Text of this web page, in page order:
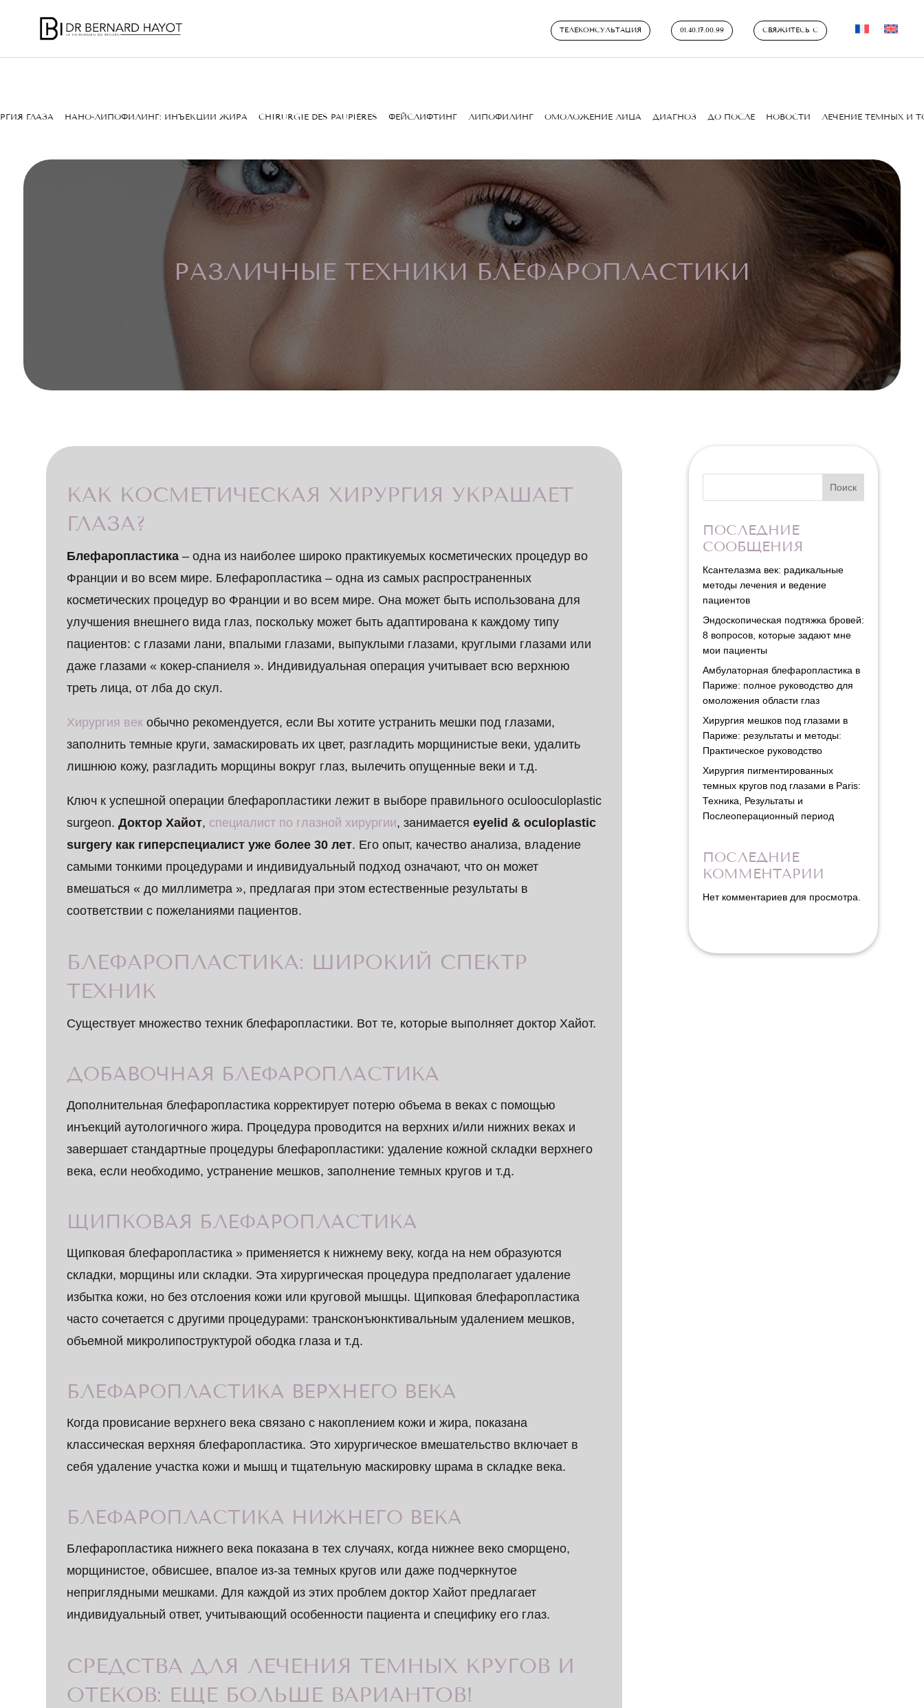
ТЕЛЕКОНСУЛЬТАЦИЯ 01.40.17.00.99 СВЯЖИТЕСЬ С
ГЛАЗА НАНО-ЛИПОФИЛИНГ: ИНЪЕКЦИИ ЖИРА CHIRURGIE DES PAUPIÈRES ФЕЙСЛИФТИНГ ЛИПОФИЛИНГ ОМОЛОЖЕНИЕ ЛИЦА ДИАГНОЗ ДО ПОСЛЕ НОВОСТИ ЛЕЧЕНИЕ ТЕМНЫХ И
РАЗЛИЧНЫЕ ТЕХНИКИ БЛЕФАРОПЛАСТИКИ
КАК КОСМЕТИЧЕСКАЯ ХИРУРГИЯ УКРАШАЕТ
ГЛАЗА?
Блефаропластика – одна из наиболее широко практикуемых косметических процедур во
Франции и во всем мире. Блефаропластика – одна из самых распространенных
косметических процедур во Франции и во всем мире. Она может быть использована для
улучшения внешнего вида глаз, поскольку может быть адаптирована к каждому типу
пациентов: с глазами лани, впалыми глазами, выпуклыми глазами, круглыми глазами или
даже глазами « кокер-спаниеля ». Индивидуальная операция учитывает всю верхнюю
треть лица, от лба до скул.
Хирургия век обычно рекомендуется, если Вы хотите устранить мешки под глазами,
заполнить темные круги, замаскировать их цвет, разгладить морщинистые веки, удалить
лишнюю кожу, разгладить морщины вокруг глаз, вылечить опущенные веки и т.д.
Ключ к успешной операции блефаропластики лежит в выборе правильного оculooculoplastic
surgeon.Доктор Хайот, специалист по глазной хирургии, занимается eyelid & oculoplastic
surgery как гиперспециалист уже более 30 лет. Его опыт, качество анализа, владение
самыми тонкими процедурами и индивидуальный подход означают, что он может
вмешаться « до миллиметра », предлагая при этом естественные результаты в
соответствии с пожеланиями пациентов.
БЛЕФАРОПЛАСТИКА: ШИРОКИЙ СПЕКТР
ТЕХНИК
Существует множество техник блефаропластики. Вот те, которые выполняет доктор Хайот.
ДОБАВОЧНАЯ БЛЕФАРОПЛАСТИКА
Дополнительная блефаропластика корректирует потерю объема в веках с помощью
инъекций аутологичного жира. Процедура проводится на верхних и/или нижних веках и
завершает стандартные процедуры блефаропластики: удаление кожной складки верхнего
века, если необходимо, устранение мешков, заполнение темных кругов и т.д.
ЩИПКОВАЯ БЛЕФАРОПЛАСТИКА
Щипковая блефаропластика » применяется к нижнему веку, когда на нем образуются
складки, морщины или складки. Эта хирургическая процедура предполагает удаление
избытка кожи, но без отслоения кожи или круговой мышцы. Щипковая блефаропластика
часто сочетается с другими процедурами: трансконъюнктивальным удалением мешков,
объемной микролипоструктурой ободка глаза и т.д.
БЛЕФАРОПЛАСТИКА ВЕРХНЕГО ВЕКА
Когда провисание верхнего века связано с накоплением кожи и жира, показана
классическая верхняя блефаропластика. Это хирургическое вмешательство включает в
себя удаление участка кожи и мышц и тщательную маскировку шрама в складке века.
БЛЕФАРОПЛАСТИКА НИЖНЕГО ВЕКА
Блефаропластика нижнего века показана в тех случаях, когда нижнее веко сморщено,
морщинистое, обвисшее, впалое из-за темных кругов или даже подчеркнутое
неприглядными мешками. Для каждой из этих проблем доктор Хайот предлагает
индивидуальный ответ, учитывающий особенности пациента и специфику его глаз.
СРЕДСТВА ДЛЯ ЛЕЧЕНИЯ ТЕМНЫХ КРУГОВ И
ОТЕКОВ: ЕЩЕ БОЛЬШЕ ВАРИАНТОВ!
Поиск
ПОСЛЕДНИЕ
СООБЩЕНИЯ
Ксантелазма век: радикальные
методы лечения и ведение
пациентов
Эндоскопическая подтяжка бровей:
8 вопросов, которые задают мне
мои пациенты
Амбулаторная блефаропластика в
Париже: полное руководство для
омоложения области глаз
Хирургия мешков под глазами в
Париже: результаты и методы:
Практическое руководство
Хирургия пигментированных
темных кругов под глазами в Paris:
Техника, Результаты и
Послеоперационный период
ПОСЛЕДНИЕ
КОММЕНТАРИИ
Нет комментариев для просмотра.